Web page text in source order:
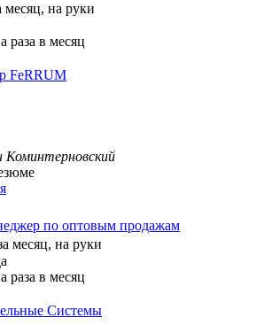
месяц, на руки
в месяц
FeRRUM
по оптовым продажам
месяц, на руки
в месяц
Системы